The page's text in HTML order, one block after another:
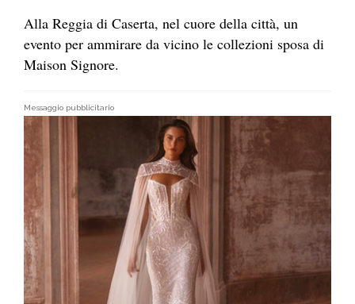
Alla Reggia di Caserta, nel cuore della città, un
evento per ammirare da vicino le collezioni sposa di
Maison Signore.
Messaggio pubblicitario